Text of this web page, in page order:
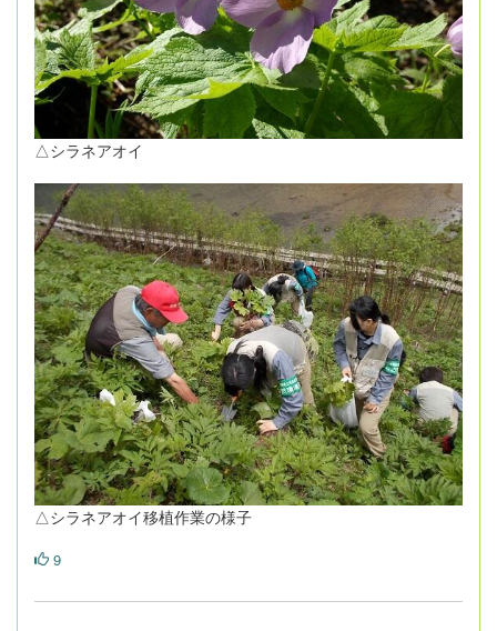
△シラネアオイ
△シラネアオイ移植作業の様子
9